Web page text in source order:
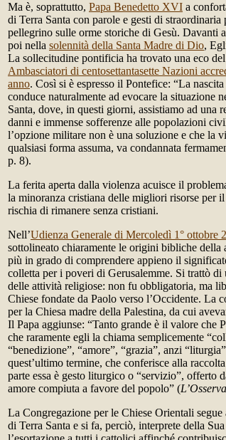
Ma è, soprattutto, Papa Benedetto XVI a
di Terra Santa con parole e gesti di
pellegrino sulle orme storiche di Gesù. Davanti
poi nella solennità della Santa Madre di Dio,
La sollecitudine pontificia ha trovato una eco
Ambasciatori di centosettantasette Nazioni
anno. Così si è espresso il Pontefice: “La
conduce naturalmente ad evocare la situazione
Santa, dove, in questi giorni, assistiamo ad una
danni e immense sofferenze alle popolazioni
l’opzione militare non è una soluzione e che la
qualsiasi forma assuma, va condannata
p. 8).
La ferita aperta dalla violenza acuisce il
la minoranza cristiana delle migliori risorse per
rischia di rimanere senza cristiani.
Nell’Udienza Generale di Mercoledì 1° ottobre
sottolineato chiaramente le origini bibliche della
più in grado di comprendere appieno il
colletta per i poveri di Gerusalemme. Si trattò
delle attività religiose: non fu obbligatoria, ma
Chiese fondate da Paolo verso l’Occidente. La
per la Chiesa madre della Palestina, da cui
Il Papa aggiunse: “Tanto grande è il valore che
che raramente egli la chiama semplicemente
“benedizione”, “amore”, “grazia”, anzi
quest’ultimo termine, che conferisce alla
parte essa è gesto liturgico o “servizio”, offerto
amore compiuta a favore del popolo” (
La Congregazione per le Chiese Orientali
di Terra Santa e si fa, perciò, interprete della